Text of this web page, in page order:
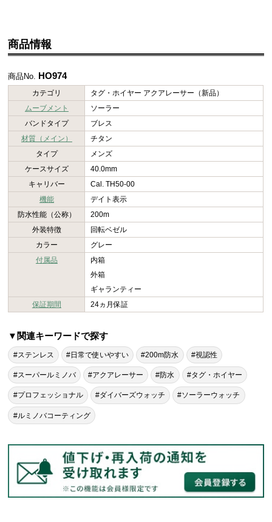
商品情報
商品No. HO974
カテゴリ
タグ・ホイヤー アクアレーサー（新品）
ムーブメント
ソーラー
バンドタイプ
ブレス
材質（メイン）
チタン
タイプ
メンズ
ケースサイズ
40.0mm
キャリバー
Cal. TH50-00
機能
デイト表示
防水性能（公称）
200m
外装特徴
回転ベゼル
カラー
グレー
付属品
内箱
外箱
ギャランティー
保証期間
24ヵ月保証
▼関連キーワードで探す
#ステンレス #日常で使いやすい #200m防水 #視認性
#スーパールミノバ #アクアレーサー #防水 #タグ・ホイヤー
#プロフェッショナル #ダイバーズウォッチ #ソーラーウォッチ
#ルミノバコーティング